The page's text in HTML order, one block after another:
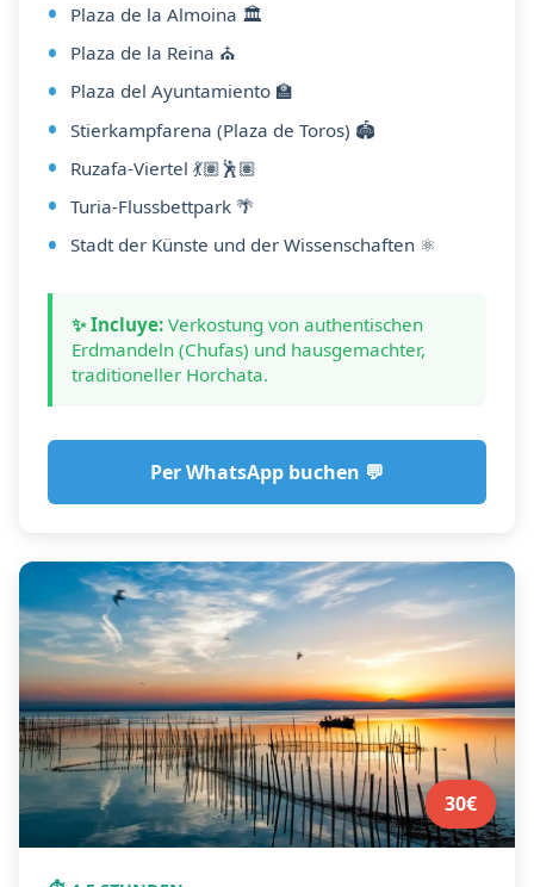
Plaza de la Almoina 🏛️
Plaza de la Reina ⛪
Plaza del Ayuntamiento 🏫
Stierkampfarena (Plaza de Toros) 🏟️
Ruzafa-Viertel 💃🏽🕺🏽
Turia-Flussbettpark 🌴
Stadt der Künste und der Wissenschaften ⚛️
✨ Incluye: Verkostung von authentischen
Erdmandeln (Chufas) und hausgemachter,
traditioneller Horchata.
Per WhatsApp buchen 💬
30€